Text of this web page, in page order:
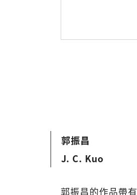
郭振昌
J. C. Kuo
郭振昌的作品帶